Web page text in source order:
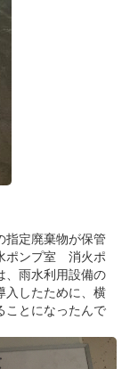
指定廃棄物が保管
ポンプ室 消火ポ
、雨水利用設備の
入したために、横
ことになったんで